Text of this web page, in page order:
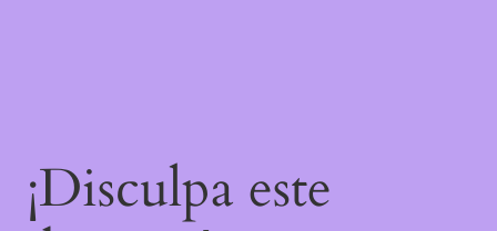
¡Disculpa este